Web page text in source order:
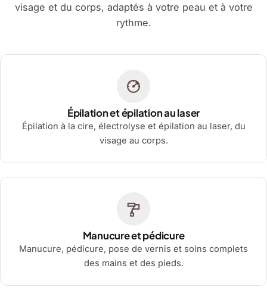
visage et du corps, adaptés à votre peau et à votre
rythme.
Épilation et épilation au laser
Épilation à la cire, électrolyse et épilation au laser, du
visage au corps.
Manucure et pédicure
Manucure, pédicure, pose de vernis et soins complets
des mains et des pieds.